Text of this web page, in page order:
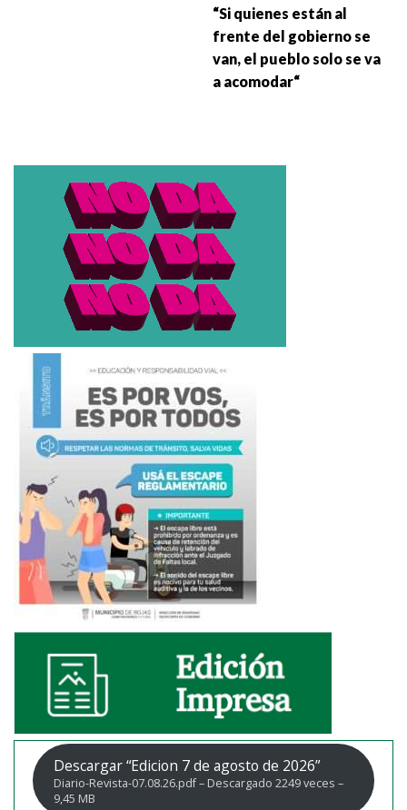
“Si quienes están al
frente del gobierno se
van, el pueblo solo se va
a acomodar“
Descargar “Edicion 7 de agosto de 2026”
Diario-Revista-07.08.26.pdf – Descargado 2249 veces –
9,45 MB